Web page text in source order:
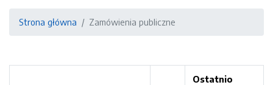
Strona główna Zamówienia publiczne
Ostatnio